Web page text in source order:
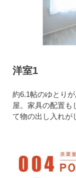
洋室1
約6.1帖のゆとり
屋。家具の配置も
て物の出し入れが